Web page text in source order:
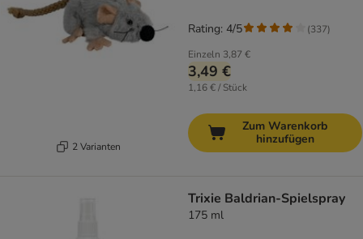
2 Varianten
Einzeln 3,87 €
3,49 €
1,16 € / Stück
Rating: 4/5 (337)
Zum Warenkorb
hinzufügen
Trixie Baldrian-Spielspray
175 ml